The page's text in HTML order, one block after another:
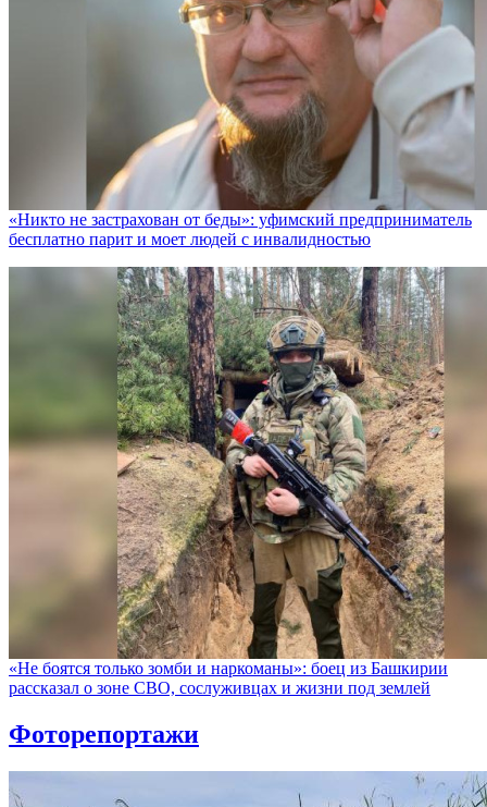
«Никто не заcтрахован от беды»: уфимский предприниматель
бесплатно парит и моет людей с инвалидностью
«Не боятся только зомби и наркоманы»: боец из Башкирии
рассказал о зоне СВО, сослуживцах и жизни под землей
Фоторепортажи